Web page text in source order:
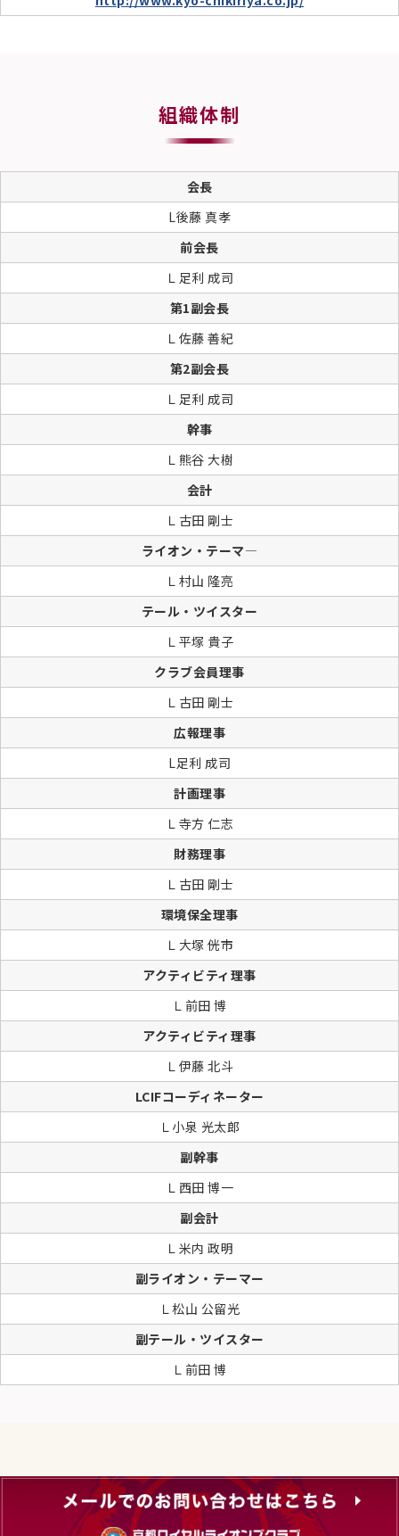
組織体制
会長
L後藤 真孝
前会長
Ｌ足利 成司
第1副会長
Ｌ佐藤 善紀
第2副会長
Ｌ足利 成司
幹事
Ｌ熊谷 大樹
会計
Ｌ古田 剛士
ライオン・テーマ―
Ｌ村山 隆亮
テール・ツイスター
Ｌ平塚 貴子
クラブ会員理事
Ｌ古田 剛士
広報理事
L足利 成司
計画理事
Ｌ寺方 仁志
財務理事
Ｌ古田 剛士
環境保全理事
Ｌ大塚 侊市
アクティビティ理事
Ｌ前田 博
アクティビティ理事
Ｌ伊藤 北斗
LCIFコーディネーター
Ｌ小泉 光太郎
副幹事
Ｌ西田 博一
副会計
Ｌ米内 政明
副ライオン・テーマー
Ｌ松山 公留光
副テール・ツイスター
Ｌ前田 博